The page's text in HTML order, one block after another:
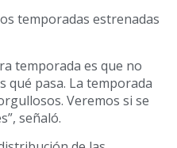
temporadas estrenadas
temporada es que no
qué pasa. La temporada
Veremos si se
señaló.